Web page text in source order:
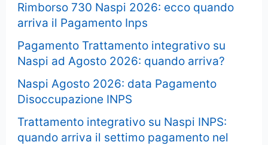
Rimborso 730 Naspi 2026: ecco quando
arriva il Pagamento Inps
Pagamento Trattamento integrativo su
Naspi ad Agosto 2026: quando arriva?
Naspi Agosto 2026: data Pagamento
Disoccupazione INPS
Trattamento integrativo su Naspi INPS:
quando arriva il settimo pagamento nel